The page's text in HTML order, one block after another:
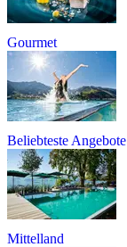
Gourmet
Beliebteste Angebote
Mittelland